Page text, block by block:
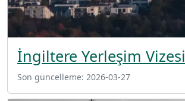
İngiltere Yerleşim Vizesi
Son güncelleme: 2026-03-27